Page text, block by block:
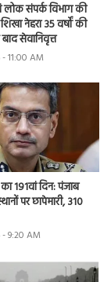
संपर्क विभाग की
नेहरा 35 वर्षों की
सेवानिवृत्त
11:00 AM
का 191वां दिन: पंजाब
पर छापेमारी, 310
9:20 AM